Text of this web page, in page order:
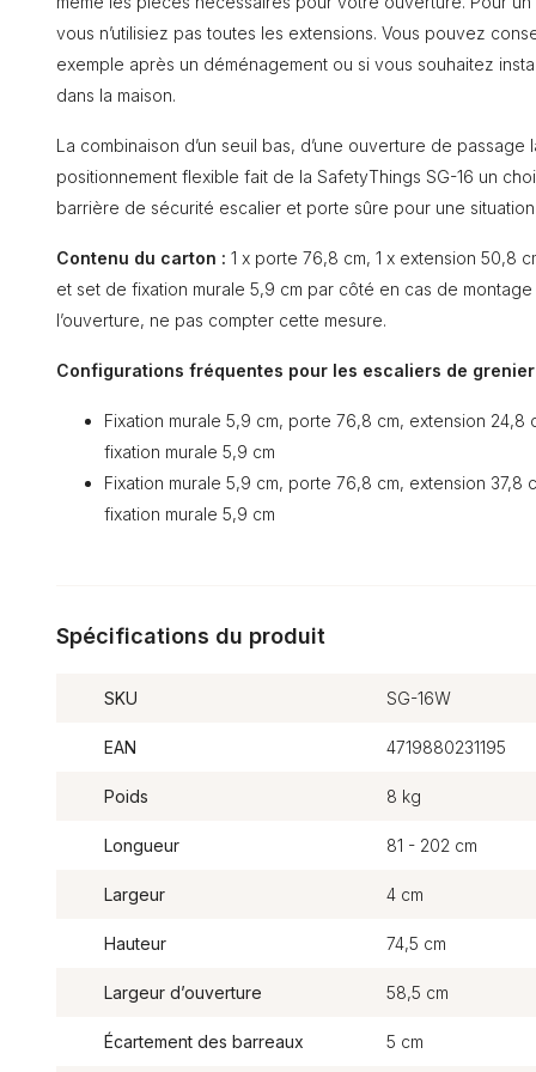
vous n’utilisiez pas toutes les extensions. Vous pouvez
exemple après un déménagement ou si vous souhaitez
dans la maison.
La combinaison d’un seuil bas, d’une ouverture de passage
positionnement flexible fait de la SafetyThings SG-16 un
barrière de sécurité escalier et porte sûre pour une
Contenu du carton : 1 x porte 76,8 cm, 1 x extension 50,8
et set de fixation murale 5,9 cm par côté en cas de
l’ouverture, ne pas compter cette mesure.
Configurations fréquentes pour les escaliers de
Fixation murale 5,9 cm, porte 76,8 cm, extension
fixation murale 5,9 cm
Fixation murale 5,9 cm, porte 76,8 cm, extension
fixation murale 5,9 cm
Spécifications du produit
SKU SG-16W
EAN 4719880231195
Poids 8 kg
Longueur 81 - 202 cm
Largeur 4 cm
Hauteur 74,5 cm
Largeur d’ouverture 58,5 cm
Écartement des barreaux 5 cm